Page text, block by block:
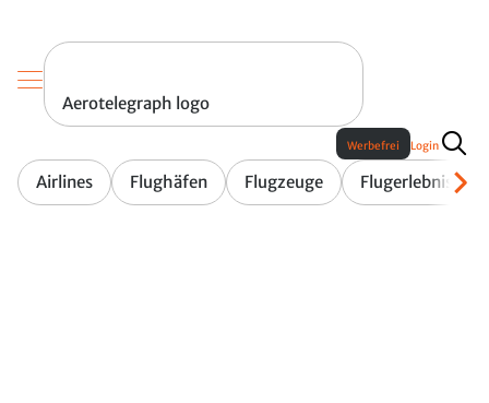
Aerotelegraph logo
Airlines Flughäfen Flugzeuge Flugerlebnis
Werbefrei Login